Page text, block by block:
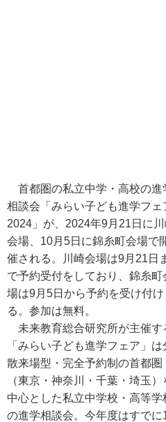
首都圏の私立中学・高校の進
相談会「みらい子ども進学フェ
2024」が、2024年9月21日に
会場、10月5日に錦糸町会場で
催される。川崎会場は9月21日
で予約受付をしており、錦糸町
場は9月5日から予約を受け付け
る。参加は無料。
未来教育総合研究所が主催す
「みらい子ども進学フェア」は
散来場型・完全予約制の首都圏
（東京・神奈川・千葉・埼玉）
中心とした私立中学校・高等学
の進学相談会。今年度はすでに